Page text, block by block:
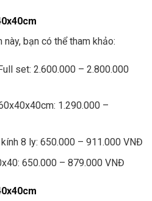
bạn có thể tham khảo:
set: 2.600.000 – 2.800.000
1.290.000 –
8 ly: 650.000 – 911.000 VNĐ
650.000 – 879.000 VNĐ